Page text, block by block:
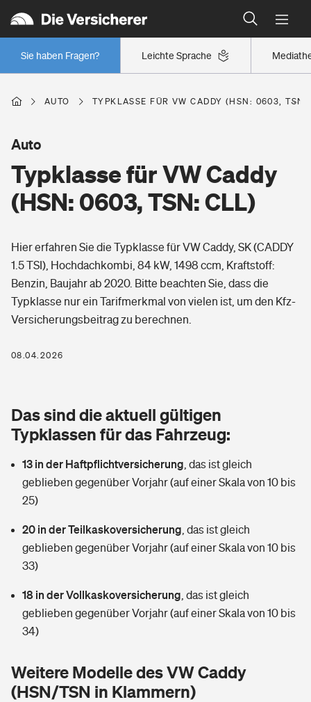
Leichte Sprache
Sie haben Fragen?
Wer versichert was: Jetzt Versicherer finden
Regionalklassen: So ist Ihre Region eingestuft
Wer versichert was: Jetzt Versicherer finden
Berufsunfähigkeitsversicherung
Erwerbsunfähigkeitsversicherung
Grundfähigkeitsversicherung
Arbeitsrechtsschutz
Berufshaftpflichtversicherung
Zur Übersicht
Tools
Wer versichert was: Jetzt Versicherer finden
Sie haben Fragen?
Wohnen
Elementarversicherung
Glasversicherung
Mietkautionsversicherung
Restkreditversicherung
Zur Übersicht
Tools
Wer versichert was: Jetzt Versicherer finden
Freizeit
Pri­vate Haft­pflicht­
Kinderunfall­ver­si­che­rung
Kinderinvalidität
Hundehalter-Haftpflicht
Handyversicherung
Musikinstrumentenversicherung
Gesundheit
Private Krankenversicherung
Dread-Disease-Versicherung
Tierkrankenversicherung
Zur Übersicht
Tools
Wer versichert was: Jetzt Versicherer finden
Sie haben Fragen?
Rentenrechner: Wie viel Geld bekomme ich im Alter?
AUTO TYPKLASSE FÜR VW CADDY (HSN: 0603, TSN:
Typklasse für VW Caddy
(HSN: 0603, TSN: CLL)
Auto
Hier erfahren Sie die Typklasse für VW Caddy, SK (CADDY
1.5 TSI), Hochdachkombi, 84 kW, 1498 ccm, Kraftstoff:
Benzin, Baujahr ab 2020. Bitte beachten Sie, dass die
Typklasse nur ein Tarifmerkmal von vielen ist, um den Kfz-
Versicherungsbeitrag zu berechnen.
08.04.2026
Das sind die aktuell gültigen
Typklassen für das Fahrzeug:
13 in der Haftpflichtversicherung das ist gleich
geblieben gegenüber Vorjahr (auf einer Skala von 10 bis
25)
20 in der Teilkaskoversicherung das ist gleich
geblieben gegenüber Vorjahr (auf einer Skala von 10 bis
33)
18 in der Vollkaskoversicherung das ist gleich
geblieben gegenüber Vorjahr (auf einer Skala von 10 bis
34)
Weitere Modelle des VW Caddy
(HSN/TSN in Klammern)